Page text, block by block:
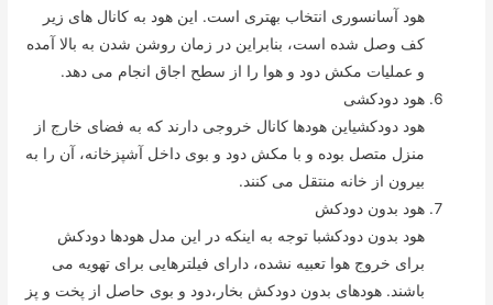
هود آسانسوری انتخاب بهتری است. این هود به کانال های زیر
کف وصل شده است، بنابراین در زمان روشن شدن به بالا آمده
و عملیات مکش دود و هوا را از سطح اجاق انجام می دهد.
هود دودکشی
هود دودکشیاین هودها کانال خروجی دارند که به فضای خارج از
منزل متصل بوده و با مکش دود و بوی داخل آشپزخانه، آن را به
بیرون از خانه منتقل می کنند.
هود بدون دودکش
هود بدون دودکشبا توجه به اینکه در این مدل هودها دودکش
برای خروج هوا تعبیه نشده، دارای فیلترهایی برای تهویه می
باشند. هودهای بدون دودکش بخار،دود و بوی حاصل از پخت و پز